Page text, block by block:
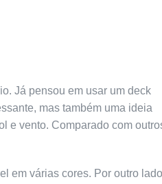
Já pensou em usar um deck
mas também uma ideia
e vento. Comparado com
em várias cores. Por outro